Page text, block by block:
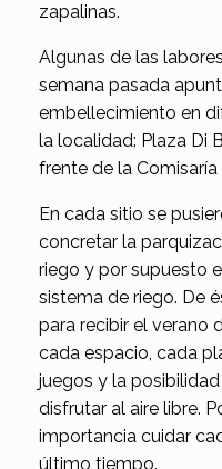
zapalinas.
Algunas de las
semana pasada
embellecimiento en
la localidad: Plaza Di
frente de la Comisaría
En cada sitio se
concretar la
riego y por supuesto
sistema de riego. De
para recibir el verano
cada espacio, cada
juegos y la
disfrutar al aire libre.
importancia cuidar
último tiempo.